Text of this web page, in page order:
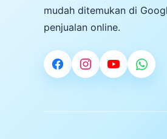
mudah ditemukan di
penjualan online.